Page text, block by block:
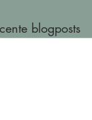
blogposts